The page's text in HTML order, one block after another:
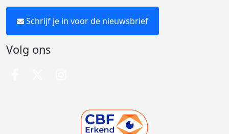
Schrijf je in voor de nieuwsbrief
Volg ons